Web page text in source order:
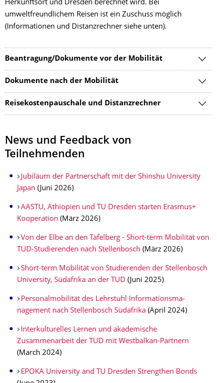
Herkunftsort und Dresden berechnet wird. Bei
umweltfreundlichem Reisen ist ein Zuschuss möglich
(Informationen und Distanzrechner siehe unten).
Beantragung/Dokumente vor der Mobilität
Dokumente nach der Mobilität
Reisekostenpauschale und Distanzrechner
News und Feedback von
Teilnehmenden
Jubiläum der Partnerschaft mit der Shinshu University
Japan (Juni 2026)
AASTU, Äthiopien und TU Dresden starten Erasmus+
Kooperation (März 2026)
Von der Elbe an den Tafelberg - Short-term Mobilität von
TUD-Studierenden nach Stellenbosch (März 2026)
Short-term Mobilität von Studierenden der Stellenbosch
University, Südafrika an der TUD (Juni 2025)
Personalmobilität des Lehrstuhl Informationsma­
nagement nach Stellenbosch Südafrika (April 2024)
Interkulturel­les Lernen und akademische
Zusammenarbeit der TUD mit Westbalkan-Partnern
(March 2024)
EPOKA University and TU Dresden Strengthen Bonds